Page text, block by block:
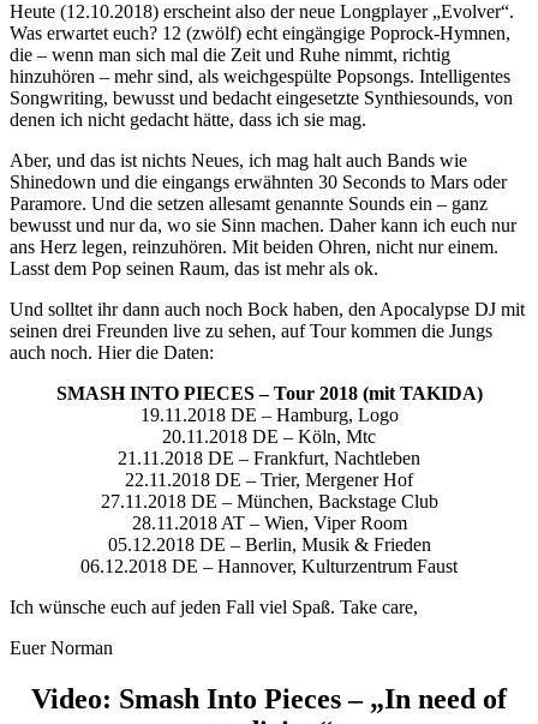
Heute (12.10.2018) erscheint also der neue Longplayer „Evolver“.
Was erwartet euch? 12 (zwölf) echt eingängige Poprock-Hymnen,
die – wenn man sich mal die Zeit und Ruhe nimmt, richtig
hinzuhören – mehr sind, als weichgespülte Popsongs. Intelligentes
Songwriting, bewusst und bedacht eingesetzte Synthiesounds, von
denen ich nicht gedacht hätte, dass ich sie mag.
Aber, und das ist nichts Neues, ich mag halt auch Bands wie
Shinedown und die eingangs erwähnten 30 Seconds to Mars oder
Paramore. Und die setzen allesamt genannte Sounds ein – ganz
bewusst und nur da, wo sie Sinn machen. Daher kann ich euch nur
ans Herz legen, reinzuhören. Mit beiden Ohren, nicht nur einem.
Lasst dem Pop seinen Raum, das ist mehr als ok.
Und solltet ihr dann auch noch Bock haben, den Apocalypse DJ mit
seinen drei Freunden live zu sehen, auf Tour kommen die Jungs
auch noch. Hier die Daten:
SMASH INTO PIECES – Tour 2018 (mit TAKIDA)
19.11.2018 DE – Hamburg, Logo
20.11.2018 DE – Köln, Mtc
21.11.2018 DE – Frankfurt, Nachtleben
22.11.2018 DE – Trier, Mergener Hof
27.11.2018 DE – München, Backstage Club
28.11.2018 AT – Wien, Viper Room
05.12.2018 DE – Berlin, Musik & Frieden
06.12.2018 DE – Hannover, Kulturzentrum Faust
Ich wünsche euch auf jeden Fall viel Spaß. Take care,
Euer Norman
Video: Smash Into Pieces – „In need of